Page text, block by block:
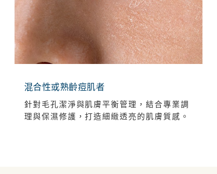
混合性或熟齡痘肌者
針對毛孔潔淨與肌膚平衡管理，結合專業調
理與保濕修護，打造細緻透亮的肌膚質感。